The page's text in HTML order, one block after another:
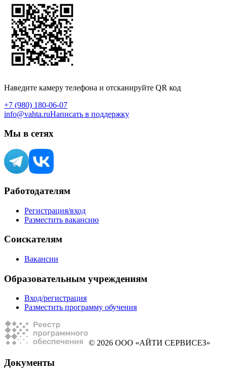
Наведите камеру телефона и отсканируйте QR код
+7 (980) 180-06-07
info@vahta.ruНаписать в поддержку
Мы в сетях
Работодателям
Регистрация/вход
Разместить вакансию
Соискателям
Вакансии
Образовательным учреждениям
Вход/регистрация
Разместить программу обучения
© 2026 ООО «АЙТИ СЕРВИСЕЗ»
Документы